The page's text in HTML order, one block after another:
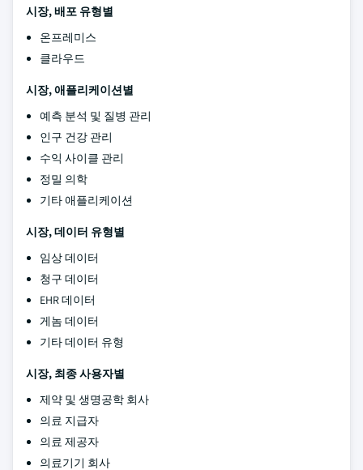
시장, 배포 유형별
온프레미스
클라우드
시장, 애플리케이션별
예측 분석 및 질병 관리
인구 건강 관리
수익 사이클 관리
정밀 의학
기타 애플리케이션
시장, 데이터 유형별
임상 데이터
청구 데이터
EHR 데이터
게놈 데이터
기타 데이터 유형
시장, 최종 사용자별
제약 및 생명공학 회사
의료 지급자
의료 제공자
의료기기 회사